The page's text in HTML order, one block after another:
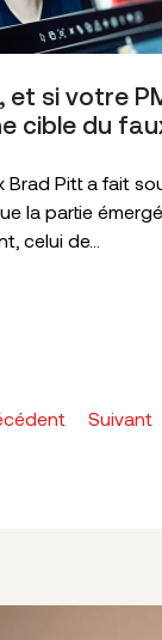
et si votre
cible du
Brad Pitt a fait
la partie
celui de...
Suivant